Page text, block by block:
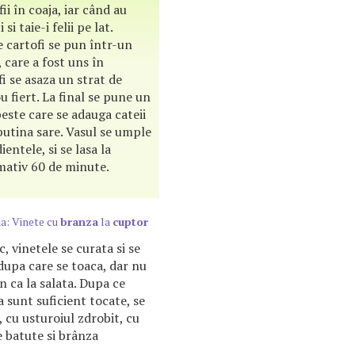
în coaja, iar când au
si taie-i felii pe lat.
cartofi se pun într-un
care a fost uns în
se asaza un strat de
fiert. La final se pune un
care se adauga cateii
sare. Vasul se umple
si se lasa la
60 de minute.
Vinete cubranza la cuptor
vinetele se curata si se
care se toaca, dar nu
ca la salata. Dupa ce
sunt suficient tocate, se
cu usturoiul zdrobit, cu
si brânza